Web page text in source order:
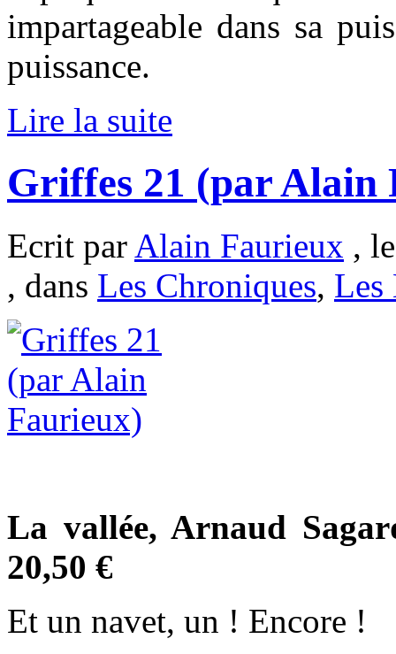
impartageable dans sa
puissance.
Lire la suite
Griffes 21 (par Alain
Ecrit par Alain Faurieux ,
, dans Les Chroniques, Les
La vallée, Arnaud
20,50 €
Et un navet, un ! Encore !